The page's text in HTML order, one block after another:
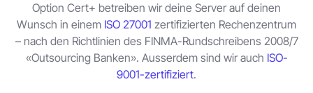
Option Cert+ betreiben wir deine Server auf deinen
Wunsch in einem ISO 27001 zertifizierten Rechenzentrum
– nach den Richtlinien des FINMA-Rundschreibens 2008/7
«Outsourcing Banken». Ausserdem sind wir auch ISO-
9001-zertifiziert.